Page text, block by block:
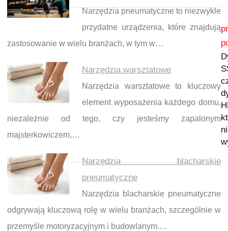
Narzędzia pneumatyczne to niezwykle
przydatne urządzenia, które znajdują
zastosowanie w wielu branżach, w tym w…
Narzędzia warsztatowe
Narzędzia warsztatowe to kluczowy
element wyposażenia każdego domu,
niezależnie od tego, czy jesteśmy zapalonym
majsterkowiczem,…
Narzędzia blacharskie
pneumatyczne
Narzędzia blacharskie pneumatyczne
odgrywają kluczową rolę w wielu branżach, szczególnie w
przemyśle motoryzacyjnym i budowlanym.…
Nawigacja wpisu